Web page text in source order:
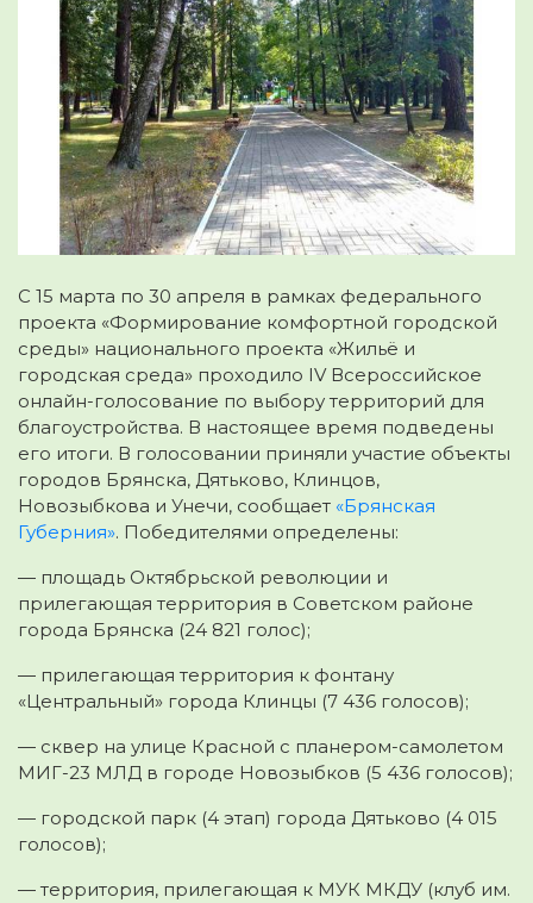
С 15 марта по 30 апреля в рамках федерального
проекта «Формирование комфортной городской
среды» национального проекта «Жильё и
городская среда» проходило IV Всероссийское
онлайн-голосование по выбору территорий для
благоустройства. В настоящее время подведены
его итоги. В голосовании приняли участие объекты
городов Брянска, Дятьково, Клинцов,
Новозыбкова и Унечи, сообщает «Брянская
Губерния». Победителями определены:
— площадь Октябрьской революции и
прилегающая территория в Советском районе
города Брянска (24 821 голос);
— прилегающая территория к фонтану
«Центральный» города Клинцы (7 436 голосов);
— сквер на улице Красной с планером-самолетом
МИГ-23 МЛД в городе Новозыбков (5 436 голосов);
— городской парк (4 этап) города Дятьково (4 015
голосов);
— территория, прилегающая к МУК МКДУ (клуб им.